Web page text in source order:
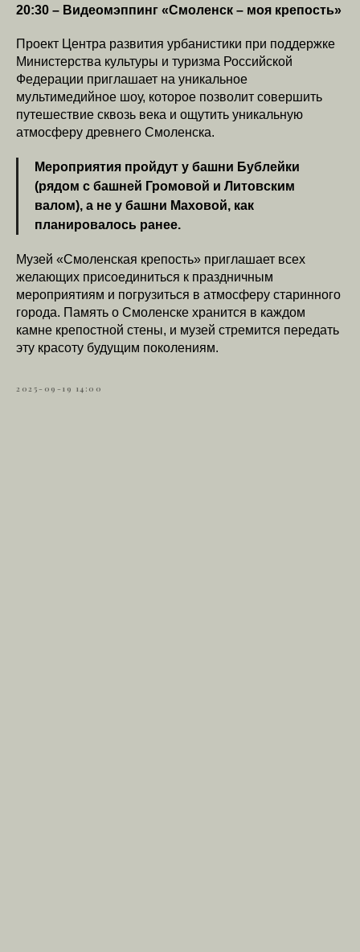
20:30 – Видеомэппинг «Смоленск – моя крепость»
Проект Центра развития урбанистики при поддержке
Министерства культуры и туризма Российской
Федерации приглашает на уникальное
мультимедийное шоу, которое позволит совершить
путешествие сквозь века и ощутить уникальную
атмосферу древнего Смоленска.
Мероприятия пройдут у башни Бублейки
(рядом с башней Громовой и Литовским
валом), а не у башни Маховой, как
планировалось ранее.
Музей «Смоленская крепость» приглашает всех
желающих присоединиться к праздничным
мероприятиям и погрузиться в атмосферу старинного
города. Память о Смоленске хранится в каждом
камне крепостной стены, и музей стремится передать
эту красоту будущим поколениям.
2025-09-19 14:00